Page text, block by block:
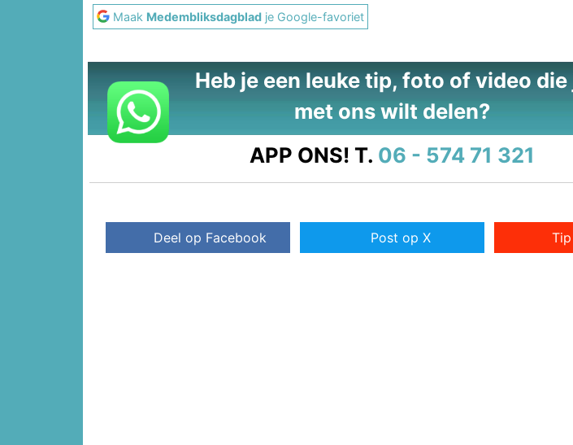
Maak Medembliksdagblad je Google-favoriet
Heb je een leuke tip, foto of video die
met ons wilt delen?
APP ONS! T. 06 - 574 71 321
Deel op Facebook Post op X